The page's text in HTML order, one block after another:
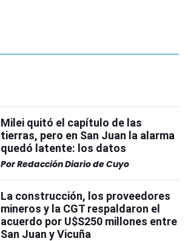
Milei quitó el capítulo de las
tierras, pero en San Juan la alarma
quedó latente: los datos
PorRedacción Diario de Cuyo
La construcción, los proveedores
mineros y la CGT respaldaron el
acuerdo por U$S250 millones entre
San Juan y Vicuña